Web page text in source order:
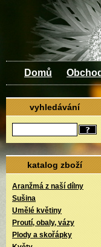
Domů
vyhledávání
katalog zboží
Aranžmá z naší dílny
Sušina
Umělé květiny
Proutí, obaly, vázy
Plody a skořápky